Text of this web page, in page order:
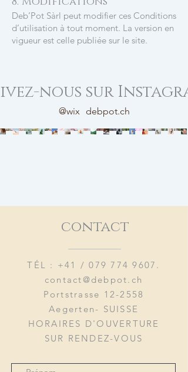
Deb’Pot Sàrl peut modifier ces Conditions
d’utilisation à tout moment. La version en
vigueur est celle publiée sur le site.
nous sur
debpot.ch
@wix
contact
TÉL : +41 /079 774 9607 .
contact@debpot.ch
Portstrasse 12-2558
Aegerten- SUISSE
HORAIRES D'OUVERTURE
SUR RENDEZ-VOUS